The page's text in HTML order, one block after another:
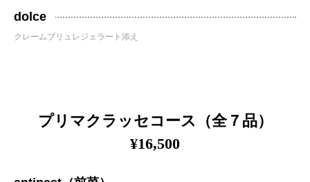
dolce
クレームブリュレジェラート添え
プリマクラッセコース（全７品）
¥16,500